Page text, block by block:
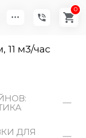
0
м3/час
ДЛЯ